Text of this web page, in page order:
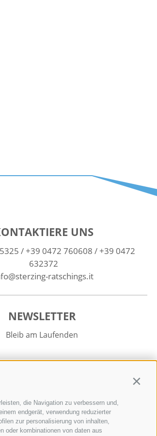
die Navigation zu verbessern und,
endgerät, verwendung reduzierter
zur personalisierung von inhalten,
oder kombinationen von daten aus
UNS
/ +39 0472 760608 / +39 0472
632372
ratschings.it
NEWSLETTER
Bleib am Laufenden
Anmelden